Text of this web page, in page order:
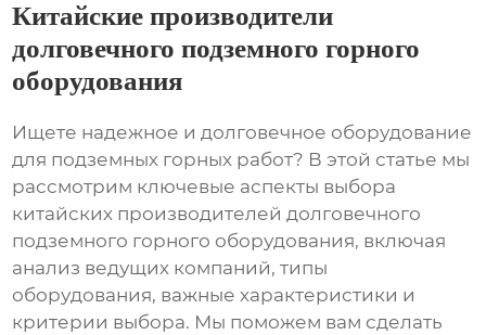
Китайские производители
долговечного подземного горного
оборудования
Ищете надежное и долговечное оборудование
для подземных горных работ? В этой статье мы
рассмотрим ключевые аспекты выбора
китайских производителей долговечного
подземного горного оборудования, включая
анализ ведущих компаний, типы
оборудования, важные характеристики и
критерии выбора. Мы поможем вам сделать